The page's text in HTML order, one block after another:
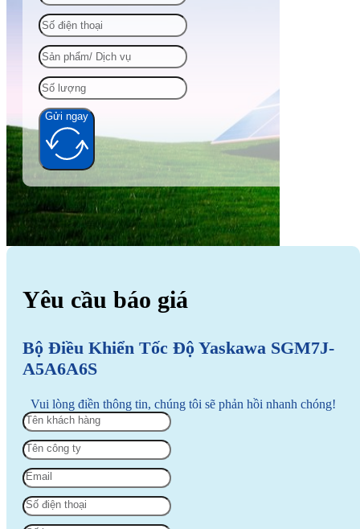
Gửi ngay
Yêu cầu báo giá
Bộ Điều Khiển Tốc Độ Yaskawa SGM7J-
A5A6A6S
Vui lòng điền thông tin, chúng tôi sẽ phản hồi nhanh chóng!